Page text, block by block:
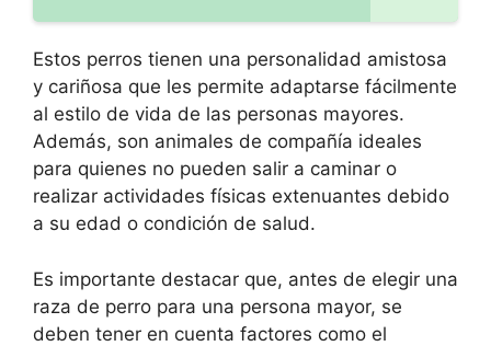
Estos perros tienen una personalidad amistosa
y cariñosa que les permite adaptarse fácilmente
al estilo de vida de las personas mayores.
Además, son animales de compañía ideales
para quienes no pueden salir a caminar o
realizar actividades físicas extenuantes debido
a su edad o condición de salud.
Es importante destacar que, antes de elegir una
raza de perro para una persona mayor, se
deben tener en cuenta factores como el